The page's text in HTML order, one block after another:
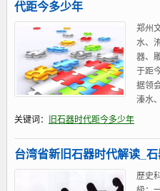
代距今多少年
郑州
水、
器、
于距
据领
溱水
关键词：
旧石器时代距今多少年
台湾省新旧石器时代解读_
歷史